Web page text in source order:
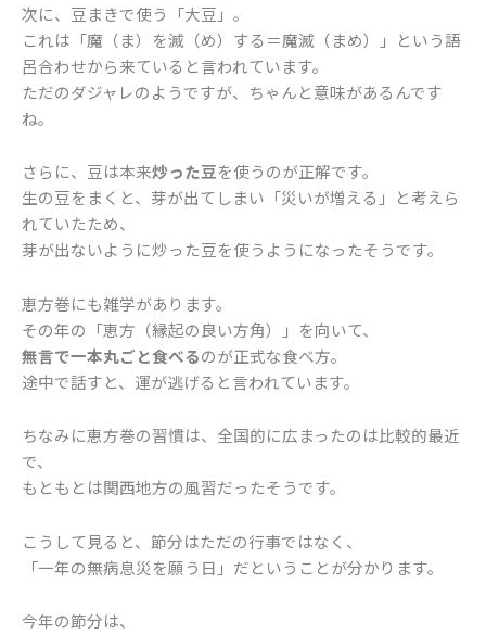
次に、豆まきで使う「大豆」。
これは「魔（ま）を滅（め）する＝魔滅（まめ）」という語
呂合わせから来ていると言われています。
ただのダジャレのようですが、ちゃんと意味があるんです
ね。
さらに、豆は本来炒った豆を使うのが正解です。
生の豆をまくと、芽が出てしまい「災いが増える」と考えら
れていたため、
芽が出ないように炒った豆を使うようになったそうです。
恵方巻にも雑学があります。
その年の「恵方（縁起の良い方角）」を向いて、
無言で一本丸ごと食べるのが正式な食べ方。
途中で話すと、運が逃げると言われています。
ちなみに恵方巻の習慣は、全国的に広まったのは比較的最近
で、
もともとは関西地方の風習だったそうです。
こうして見ると、節分はただの行事ではなく、
「一年の無病息災を願う日」だということが分かります。
今年の節分は、